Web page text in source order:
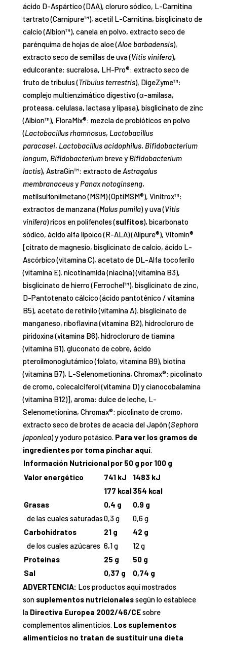
ácido D-Aspártico (DAA), cloruro sódico, L-Carnitina
tartrato (Carnipure™), acetil L-Carnitina, bisglicinato de
calcio (Albion™), canela en polvo, extracto seco de
parénquima de hojas de aloe (Aloe barbadensis),
extracto seco de semillas de uva (Vitis vinifera),
edulcorante: sucralosa, LH-Pro®: extracto seco de
fruto de tribulus (Tribulus terrestris), DigeZyme™:
complejo multienzimático digestivo (α-amilasa,
proteasa, celulasa, lactasa y lipasa), bisglicinato de zinc
(Albion™), FloraMix®: mezcla de probióticos en polvo
(Lactobacillus rhamnosus, Lactobacillus
paracasei, Lactobacillus acidophilus, Bifidobacterium
longum, Bifidobacterium brevey Bifidobacterium
lactis), AstraGin™: extracto deAstragalus
membranaceusy Panax notoginseng,
metilsulfonilmetano (MSM) (OptiMSM®), Vinitrox™:
extractos de manzana (Malus pumila) y uva (Vitis
vinífera) ricos en polifenoles (sulfitos), bicarbonato
sódico, ácido alfa lipoico (R-ALA) (Alipure®), Vitomin®
[citrato de magnesio, bisglicinato de calcio, ácido L-
Ascórbico (vitamina C), acetato de DL-Alfa tocoferilo
(vitamina E), nicotinamida (niacina) (vitamina B3),
bisglicinato de hierro (Ferrochel™), bisglicinato de zinc,
D-Pantotenato cálcico (ácido pantoténico / vitamina
B5), acetato de retinilo (vitamina A), bisglicinato de
manganeso, riboflavina (vitamina B2), hidrocloruro de
piridoxina (vitamina B6), hidrocloruro de tiamina
(vitamina B1), gluconato de cobre, ácido
pteroilmonoglutámico (folato, vitamina B9), biotina
(vitamina B7), L-Selenometionina, Chromax®: picolinato
de cromo, colecalciferol (vitamina D) y cianocobalamina
(vitamina B12)], aroma: dulce de leche, L-
Selenometionina, Chromax®: picolinato de cromo,
extracto seco de brotes de acacia del Japón (Sephora
japonica) y yoduro potásico. Para ver los gramos de
ingredientes por toma pinchar aquí.
Información Nutricionalpor 50 g por 100 g
Valor energético
741 kJ
1483 kJ
177 kcal354 kcal
Grasas
0,4 g
0,9 g
de las cuales saturadas0,3 g
0,6 g
Carbohidratos
21 g
42 g
de los cuales azúcares 6,1 g
12 g
Proteínas
25 g
50 g
Sal
0,37 g
0,74 g
ADVERTENCIA: Los productos aquí mostrados
son suplementos nutricionalessegún lo establece
la Directiva Europea 2002/46/CEsobre
complementos alimenticios. Los suplementos
alimenticios no tratan de sustituir una dieta